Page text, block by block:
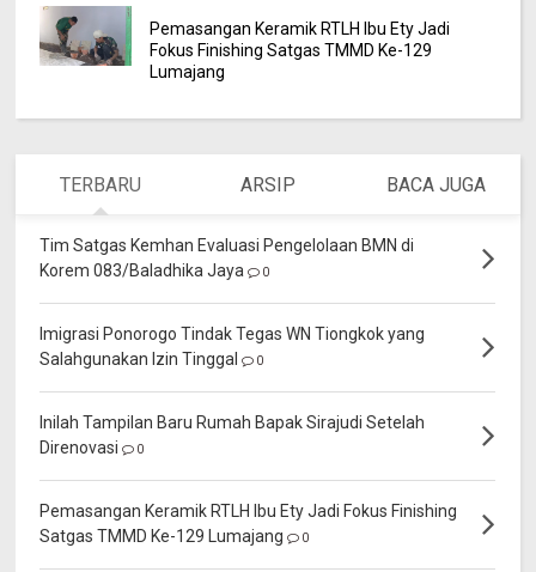
Pemasangan Keramik RTLH Ibu Ety Jadi
Fokus Finishing Satgas TMMD Ke-129
Lumajang
TERBARU ARSIP BACA JUGA
Tim Satgas Kemhan Evaluasi Pengelolaan BMN di
Korem 083/Baladhika Jaya
0
Imigrasi Ponorogo Tindak Tegas WN Tiongkok yang
Salahgunakan Izin Tinggal
0
Inilah Tampilan Baru Rumah Bapak Sirajudi Setelah
Direnovasi
0
Pemasangan Keramik RTLH Ibu Ety Jadi Fokus Finishing
Satgas TMMD Ke-129 Lumajang
0